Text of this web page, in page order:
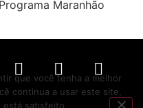
Maranhão
que você tenha a melhor
continua a usar este site,
está satisfeito.